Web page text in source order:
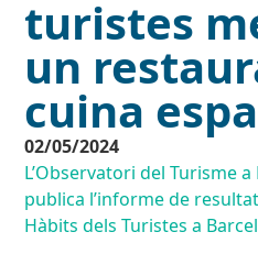
turistes
un
cuina
02/05/2024
L’Observatori del Turisme
publica l’informe de
Hàbits dels Turistes a